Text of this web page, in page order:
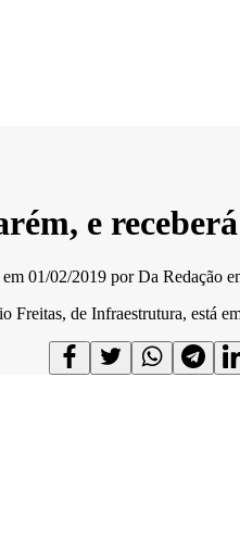
e
01/02/2019 porDa Redação
Freitas, de Infraestrutura, está